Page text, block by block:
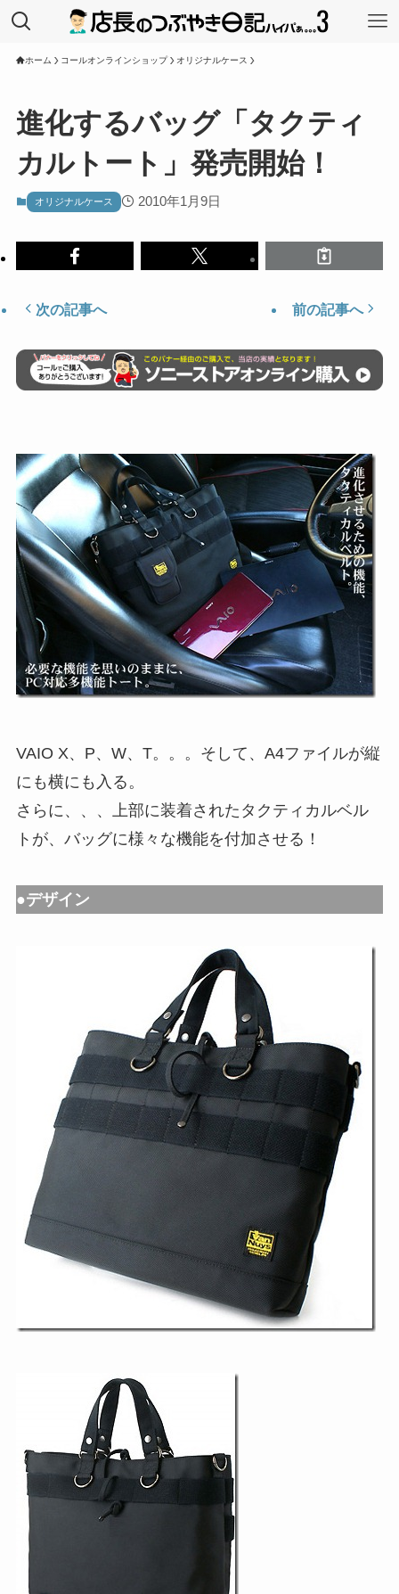
ホーム コールオンラインショップ オリジナルケース
進化するバッグ「タクティ
カルトート」発売開始！
オリジナルケース 2010年1月9日
次の記事へ 前の記事へ
VAIO X、P、W、T。。。そして、A4ファイルが縦
にも横にも入る。
さらに、、、上部に装着されたタクティカルベル
トが、バッグに様々な機能を付加させる！
●デザイン